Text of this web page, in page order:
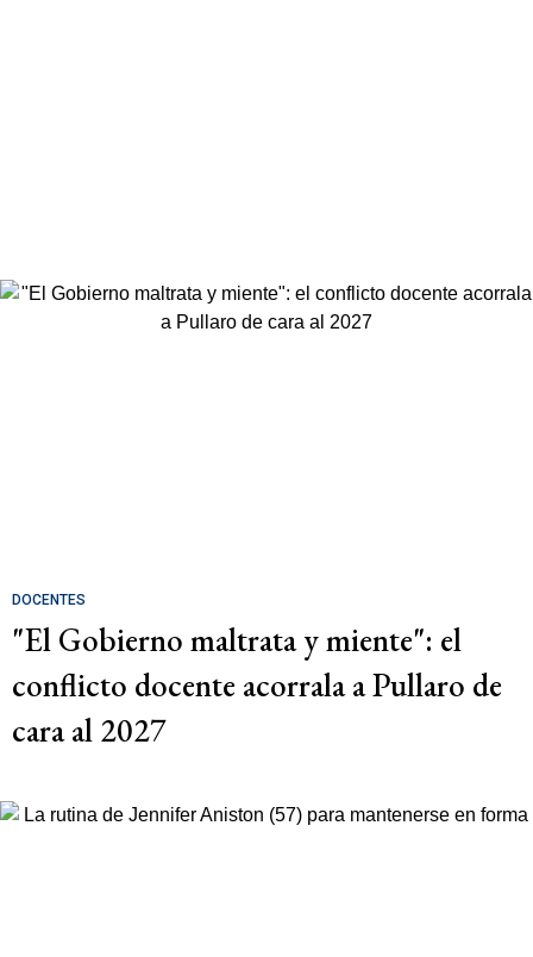
DOCENTES
"El Gobierno maltrata y miente": el
conflicto docente acorrala a Pullaro de
cara al 2027